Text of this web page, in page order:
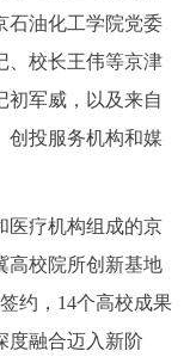
部门服务
石油化工学院党委
、校长王伟等京津
初军威，以及来自
创投服务机构和媒
疗机构组成的京
高校院所创新基地
约，14个高校成果
度融合迈入新阶